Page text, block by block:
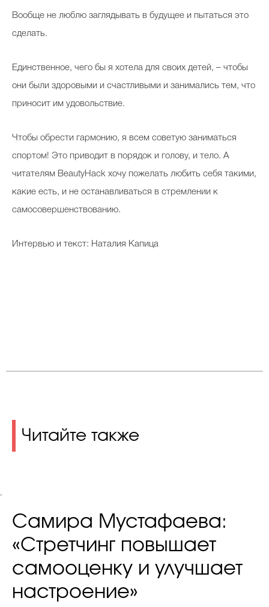
Вообще не люблю заглядывать в будущее и пытаться это
сделать.
Единственное, чего бы я хотела для своих детей, – чтобы
они были здоровыми и счастливыми и занимались тем, что
приносит им удовольствие.
Чтобы обрести гармонию, я всем советую заниматься
спортом! Это приводит в порядок и голову, и тело. А
читателям BeautyHack хочу пожелать любить себя такими,
какие есть, и не останавливаться в стремлении к
самосовершенствованию.
Интервью и текст: Наталия Капица
Читайте также
.
Самира Мустафаева:
«Стретчинг повышает
самооценку и улучшает
настроение»